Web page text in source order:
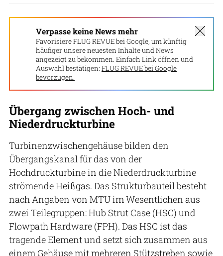
Verpasse keine News mehr
Favorisiere FLUG REVUE bei Google, um künftig
häufiger unsere neuesten Inhalte und News
angezeigt zu bekommen. Einfach Link öffnen und
Auswahl bestätigen: FLUG REVUE bei Google
bevorzugen.
Übergang zwischen Hoch- und
Niederdruckturbine
Turbinenzwischengehäuse bilden den
Übergangskanal für das von der
Hochdruckturbine in die Niederdruckturbine
strömende Heißgas. Das Strukturbauteil besteht
nach Angaben von MTU im Wesentlichen aus
zwei Teilegruppen: Hub Strut Case (HSC) und
Flowpath Hardware (FPH). Das HSC ist das
tragende Element und setzt sich zusammen aus
einem Gehäuse mit mehreren Stützstreben sowie